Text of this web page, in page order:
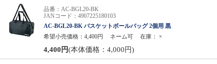
品番：AC-BGL20-BK
JANコード：4907225180103
AC-BGL20-BK バスケットボールバッグ 2個用 黒
希望小売価格：4,400円
ネーム可 在庫： ×
4,400円(本体価格：4,000円)